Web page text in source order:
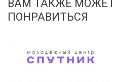
ВАМ ТАКЖЕ МОЖЕТ
ПОНРАВИТЬСЯ